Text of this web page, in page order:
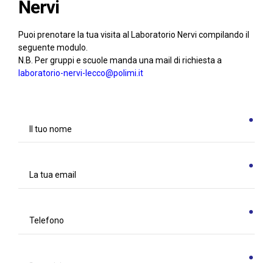
Nervi
Puoi prenotare la tua visita al Laboratorio Nervi compilando il
seguente modulo.
N.B. Per gruppi e scuole manda una mail di richiesta a
laboratorio-nervi-lecco@polimi.it